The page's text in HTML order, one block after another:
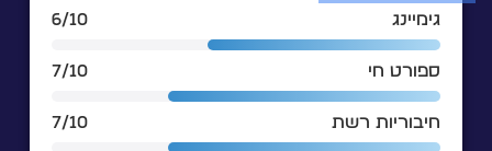
גימיינג 6/10
ספורט חי 7/10
חיבוריות רשת 7/10